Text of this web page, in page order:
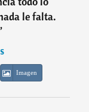
le falta.
Imagen